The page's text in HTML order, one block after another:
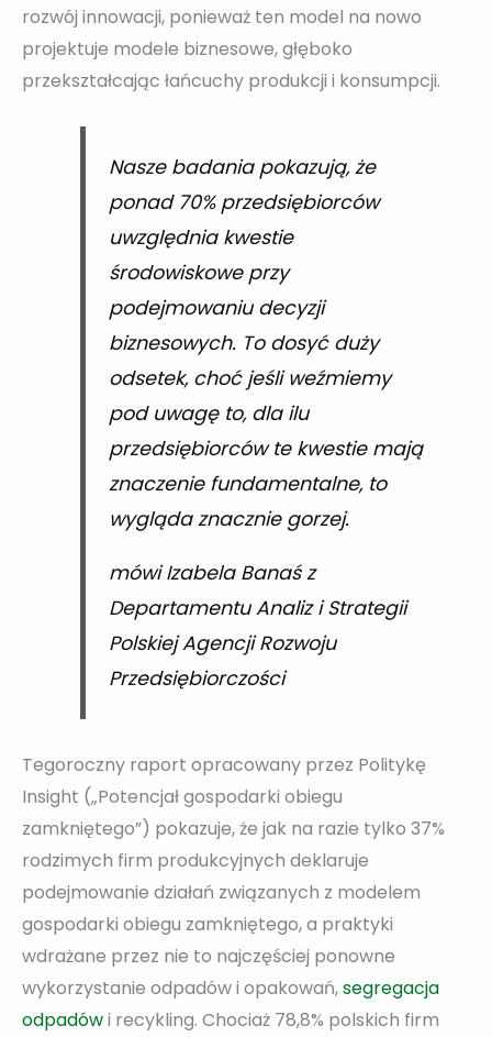
rozwój innowacji, ponieważ ten model na nowo
projektuje modele biznesowe, głęboko
przekształcając łańcuchy produkcji i konsumpcji.
Nasze badania pokazują, że
ponad 70% przedsiębiorców
uwzględnia kwestie
środowiskowe przy
podejmowaniu decyzji
biznesowych. To dosyć duży
odsetek, choć jeśli weźmiemy
pod uwagę to, dla ilu
przedsiębiorców te kwestie mają
znaczenie fundamentalne, to
wygląda znacznie gorzej.
mówi Izabela Banaś z
Departamentu Analiz i Strategii
Polskiej Agencji Rozwoju
Przedsiębiorczości
Tegoroczny raport opracowany przez Politykę
Insight („Potencjał gospodarki obiegu
zamkniętego”) pokazuje, że jak na razie tylko 37%
rodzimych firm produkcyjnych deklaruje
podejmowanie działań związanych z modelem
gospodarki obiegu zamkniętego, a praktyki
wdrażane przez nie to najczęściej ponowne
wykorzystanie odpadów i opakowań,segregacja
odpadówi recykling. Chociaż 78,8% polskich firm